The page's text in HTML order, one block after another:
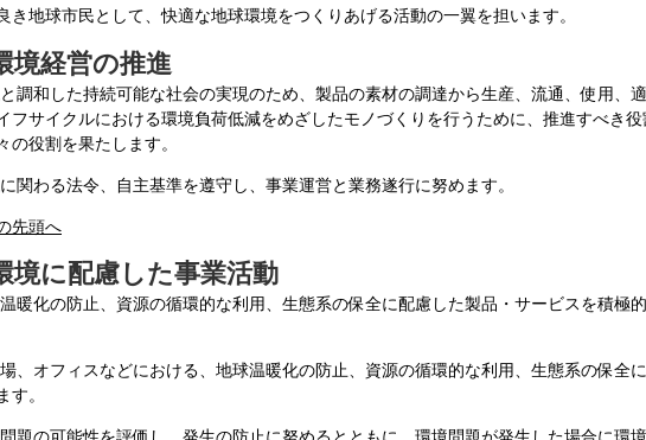
き地球市民として、快適な地球環境をつくりあげる活動の一翼を担います。
境経営の推進
調和した持続可能な社会の実現のため、製品の素材の調達から生産、流通、使用、
フサイクルにおける環境負荷低減をめざしたモノづくりを行うために、推進すべき
の役割を果たします。
関わる法令、自主基準を遵守し、事業運営と業務遂行に努めます。
先頭へ
境に配慮した事業活動
暖化の防止、資源の循環的な利用、生態系の保全に配慮した製品・サービスを積極
、オフィスなどにおける、地球温暖化の防止、資源の循環的な利用、生態系の保全
す。